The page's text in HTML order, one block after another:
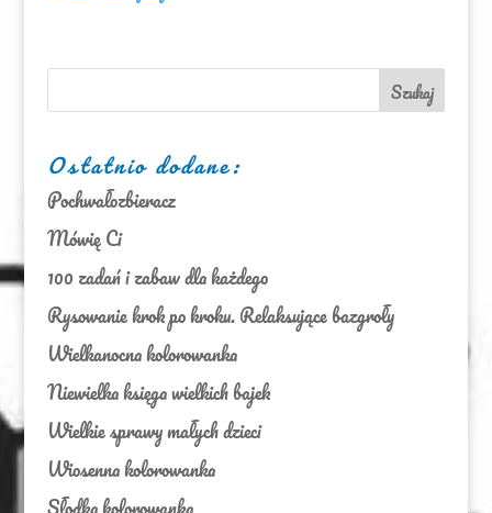
Ostatnio dodane:
Pochwałozbieracz
Mówię Ci
100 zadań i zabaw dla każdego
Rysowanie krok po kroku. Relaksujące bazgroły
Wielkanocna kolorowanka
Niewielka księga wielkich bajek
Wielkie sprawy małych dzieci
Wiosenna kolorowanka